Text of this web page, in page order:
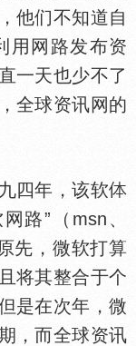
他们不知道自
用网路发布资
一天也少不了
全球资讯网的
四年，该软
路”（msn、
先，微软打算
将其整合于个
是在次年，微
，而全球资讯